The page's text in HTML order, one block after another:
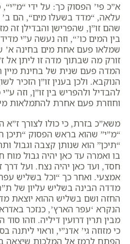
א”כ פי’ הפסוק כך: על ידי “מ”י“,
עלאה, “מדד בשעלו מים“, הם ב’
שהם זו”ן, שהפרישן והבדילן זה
בין המים כו’“, וזה נעשה ע”י
שמלאו פעם אחת מים בחינה א’
זורק מה שבתוך מדה זו ליתן אל
המדה פעם שנית של בחינת מיין
הנוקבא. ולכן בענין זו”ן הזכיר
להבדיל ולהפריש בין זו”ן, וזה
וחוזרת פעם אחרת להתמלאות
משא”כ בזרת, כי כולו לצורך ז”א
“מ”י” שהוא בראש הפסוק “תיכן
“תיכן” הוא שנותן קצבה וגבול
בו ואמרה עד כאן יהיה גבול מוח
חסד, ועד כאן יהיה נצח. ועל
אמצעי. ואחר כך “וכל בשליש
מדדה הבינה בשליש עליון של
החזה ושם בשליש ההוא יוצאת
הנקרא ‘עפר הארץ’, כנזכר
מבין תרין דרועין דיליה. וזהו
כי מזוזה גי’ אדנ”י, וראוי ליתנה
הפתח לרמז אל המלכות שיצאה